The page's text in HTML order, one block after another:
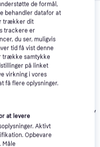
der matcher dine
-
Grey
af
Asics Gel-
de formål,
behandler datafor at
trækker dit
trackere er
du ser, muligvis
tid få vist denne
trække samtykke
på linket
virkning i vores
få flere oplysninger.
at levere
Aktivt
Opbevare
Måle